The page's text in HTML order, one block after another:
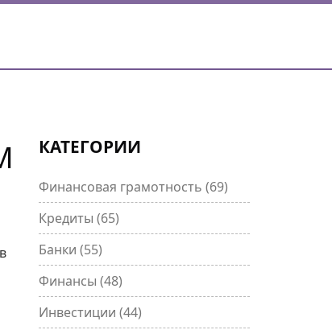
КАТЕГОРИИ
Финансовая грамотность (69)
Кредиты (65)
Банки (55)
Финансы (48)
Инвестиции (44)